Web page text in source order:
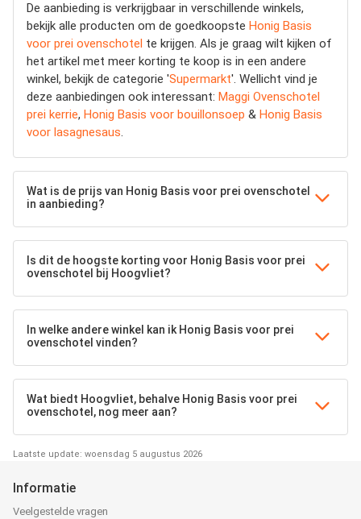
De aanbieding is verkrijgbaar in verschillende winkels,
bekijk alle producten om de goedkoopste Honig Basis
voor prei ovenschotel te krijgen. Als je graag wilt kijken of
het artikel met meer korting te koop is in een andere
winkel, bekijk de categorie 'Supermarkt'. Wellicht vind je
deze aanbiedingen ook interessant: Maggi Ovenschotel
prei kerrie, Honig Basis voor bouillonsoep & Honig Basis
voor lasagnesaus.
Wat is de prijs van Honig Basis voor prei ovenschotel
in aanbieding?
Is dit de hoogste korting voor Honig Basis voor prei
ovenschotel bij Hoogvliet?
In welke andere winkel kan ik Honig Basis voor prei
ovenschotel vinden?
Wat biedt Hoogvliet, behalve Honig Basis voor prei
ovenschotel, nog meer aan?
Laatste update: woensdag 5 augustus 2026
Informatie
Veelgestelde vragen